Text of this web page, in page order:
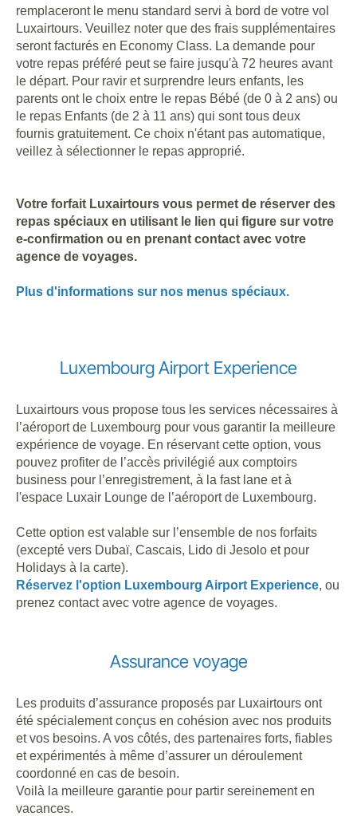
remplaceront le menu standard servi à bord de votre vol
Luxairtours. Veuillez noter que des frais supplémentaires
seront facturés en Economy Class. La demande pour
votre repas préféré peut se faire jusqu'à 72 heures avant
le départ. Pour ravir et surprendre leurs enfants, les
parents ont le choix entre le repas Bébé (de 0 à 2 ans) ou
le repas Enfants (de 2 à 11 ans) qui sont tous deux
fournis gratuitement. Ce choix n'étant pas automatique,
veillez à sélectionner le repas approprié.
Votre forfait Luxairtours vous permet de réserver des
repas spéciaux en utilisant le lien qui figure sur votre
e-confirmation ou en prenant contact avec votre
agence de voyages.
Plus d'informations sur nos menus spéciaux.
Luxembourg Airport Experience
Luxairtours vous propose tous les services nécessaires à
l’aéroport de Luxembourg pour vous garantir la meilleure
expérience de voyage. En réservant cette option, vous
pouvez profiter de l’accès privilégié aux comptoirs
business pour l’enregistrement, à la fast lane et à
l'espace Luxair Lounge de l’aéroport de Luxembourg.
Cette option est valable sur l’ensemble de nos forfaits
(excepté vers Dubaï, Cascais, Lido di Jesolo et pour
Holidays à la carte).
Réservez l'option Luxembourg Airport Experience, ou
prenez contact avec votre agence de voyages.
Assurance voyage
Les produits d’assurance proposés par Luxairtours ont
été spécialement conçus en cohésion avec nos produits
et vos besoins. A vos côtés, des partenaires forts, fiables
et expérimentés à même d’assurer un déroulement
coordonné en cas de besoin.
Voilà la meilleure garantie pour partir sereinement en
vacances.